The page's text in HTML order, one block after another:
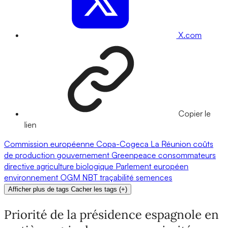
X.com
Copier le
lien
Commission européenne Copa-Cogeca La Réunion coûts
de production gouvernement Greenpeace consommateurs
directive agriculture biologique Parlement européen
environnement OGM NBT traçabilité semences
Afficher plus de tags Cacher les tags (+)
Priorité de la présidence espagnole en